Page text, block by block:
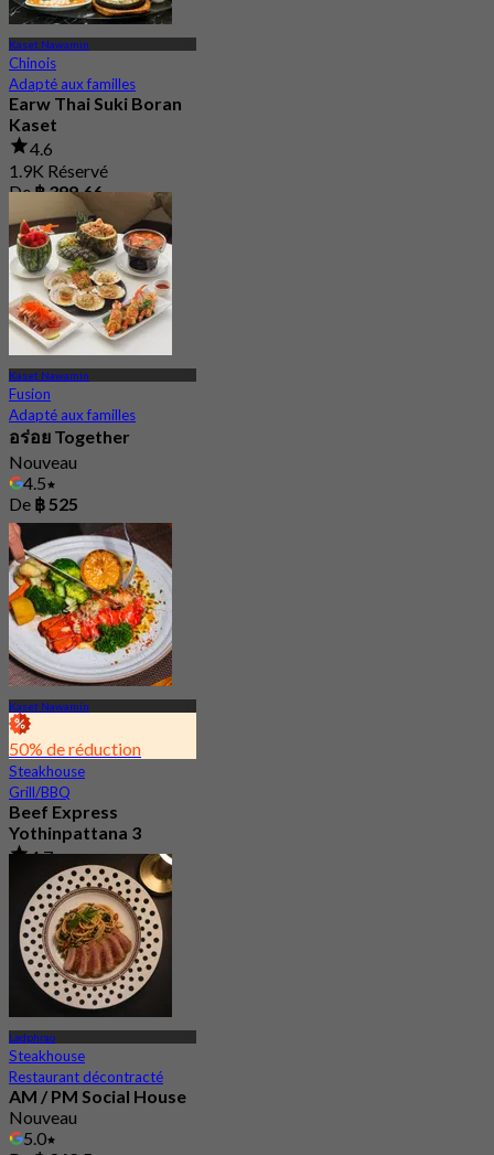
Kaset Nawamin
Chinois
Adapté aux familles
Earw Thai Suki Boran
Kaset
4.6
1.9K Réservé
De฿ 399.66
Kaset Nawamin
Fusion
Adapté aux familles
อร่อย Together
Nouveau
4.5
De ฿ 525
Kaset Nawamin
50% de réduction
Steakhouse
Grill/BBQ
Beef Express
Yothinpattana 3
4.7
5.7K Réservé
De฿ 299
Ladphrao
Steakhouse
Restaurant décontracté
AM / PM Social House
Nouveau
5.0